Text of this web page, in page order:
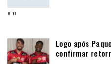
" "
Logo após
confirmar